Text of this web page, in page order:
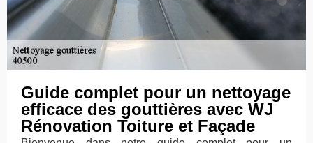
Guide complet pour un nettoyage
efficace des gouttières avec WJ
Rénovation Toiture et Façade